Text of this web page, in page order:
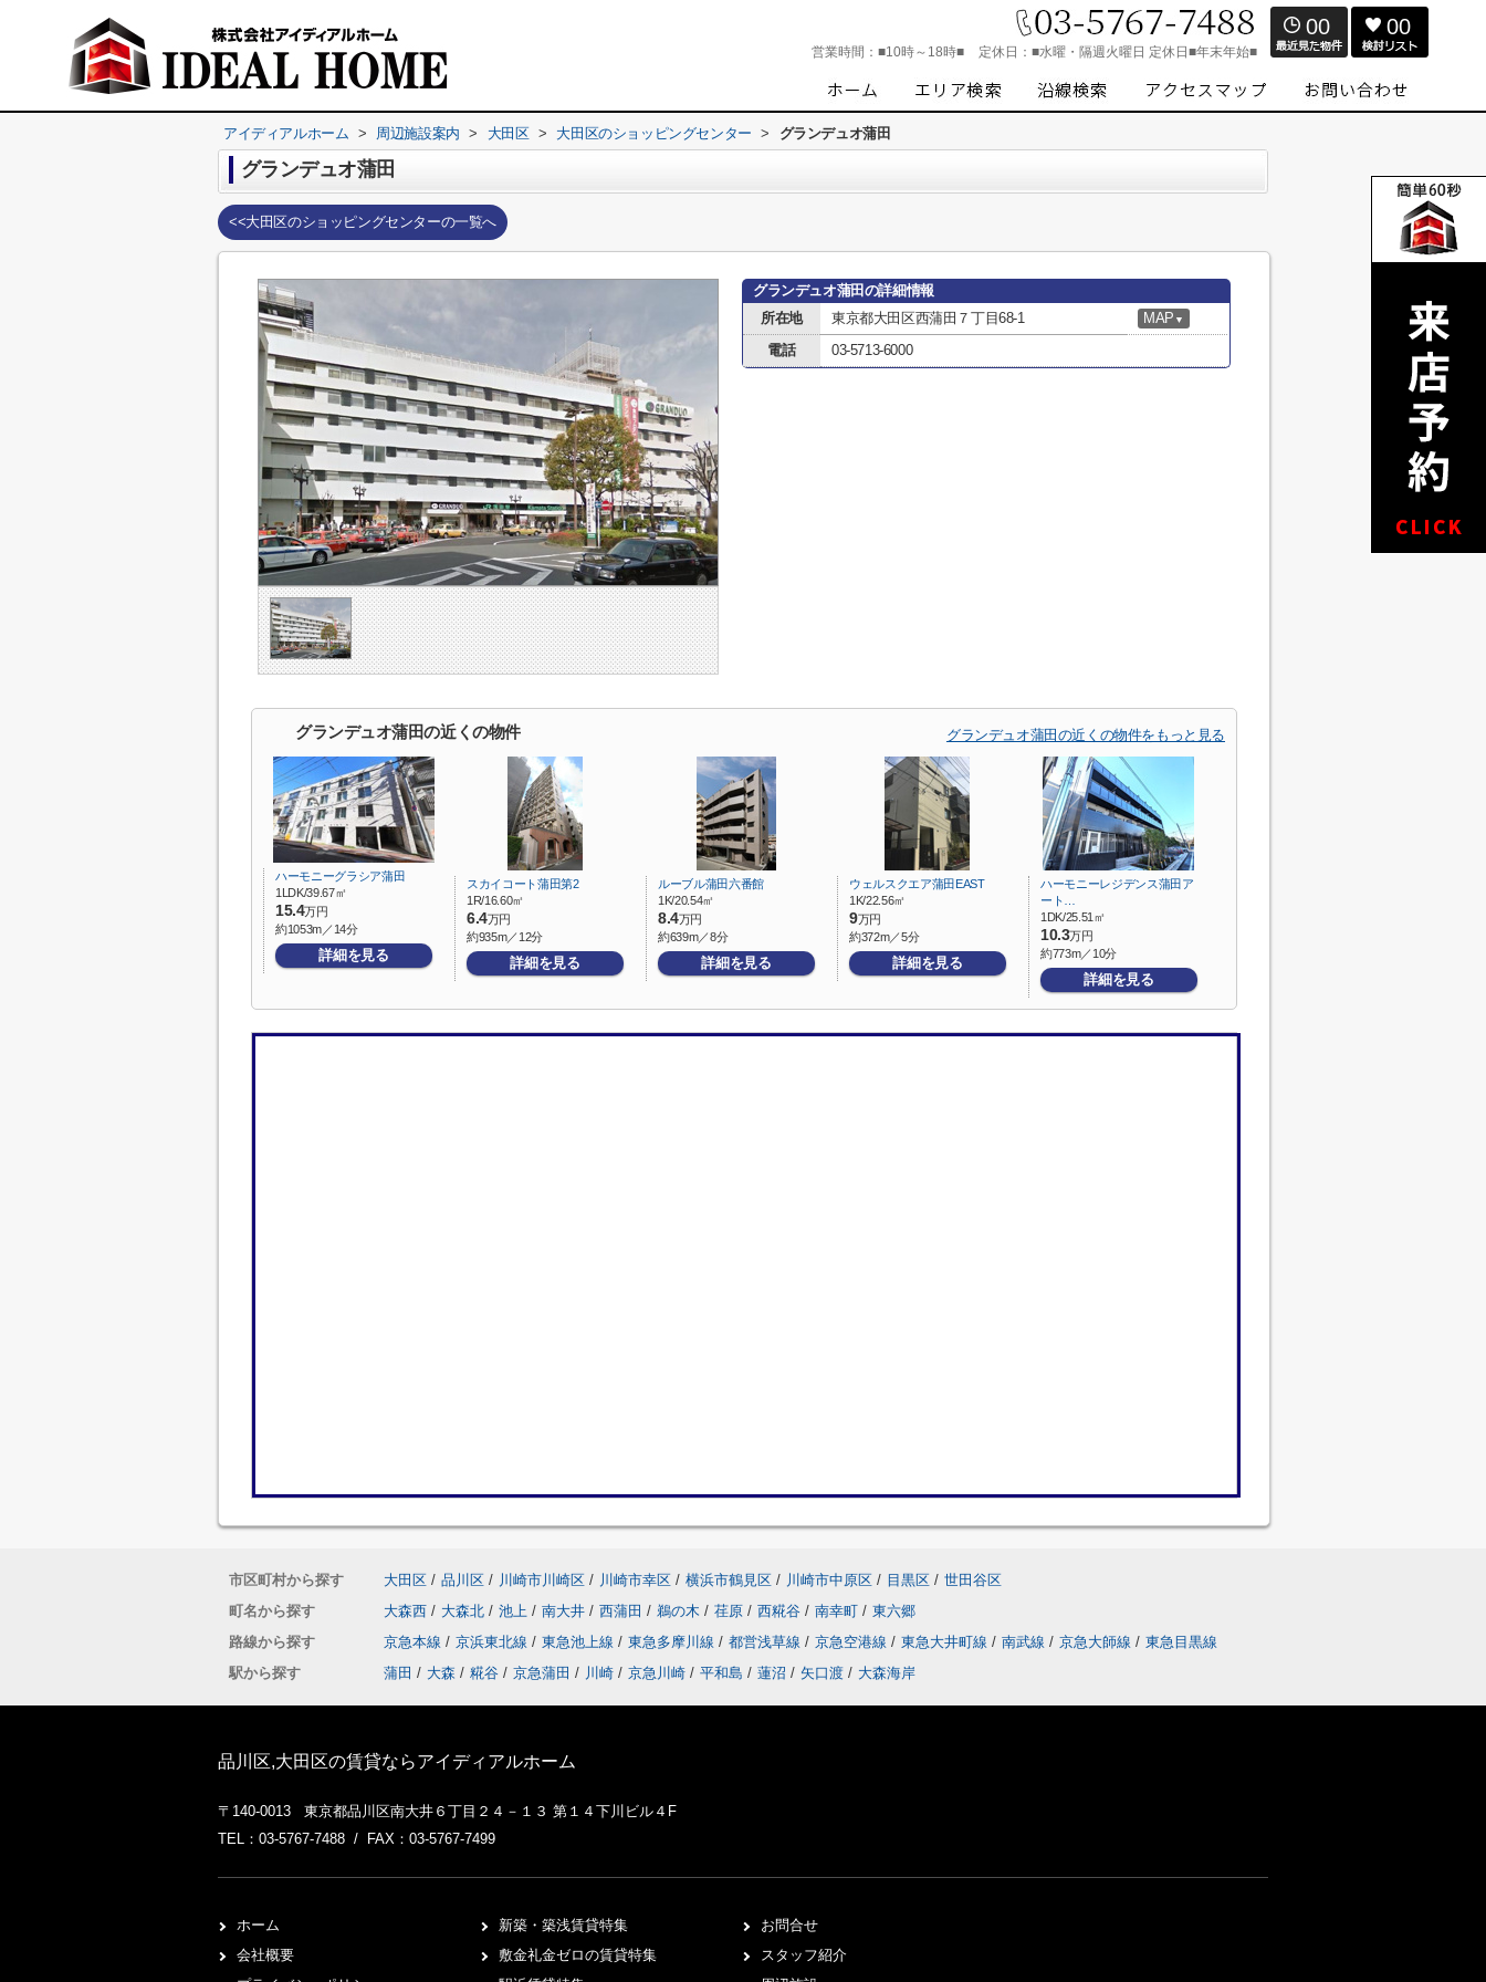
営業時間： ■10時～18時■ 定休日： ■水曜・隔週火曜日 定休日■年末年始■
00 00
アイディアルホーム > 周辺施設案内 > 大田区 > 大田区のショッピングセンター > グランデュオ蒲田
グランデュオ蒲田
<<大田区のショッピングセンターの一覧へ
グランデュオ蒲田の詳細情報
所在地
東京都大田区西蒲田７丁目68-1 MAP ▼
電話 03-5713-6000
グランデュオ蒲田の近くの物件 グランデュオ蒲田の近くの物件をもっと見る
ハーモニーグラシア蒲田
1LDK/39.67㎡
15.4万円
約1053m／14分
詳細を見る
スカイコート蒲田第2
1R/16.60㎡
6.4万円
約935m／12分
詳細を見る
ルーブル蒲田六番館
1K/20.54㎡
8.4万円
約639m／8分
詳細を見る
ウェルスクエア蒲田EAST
1K/22.56㎡
9万円
約372m／5分
詳細を見る
ハーモニーレジデンス蒲田ア
ート…
1DK/25.51㎡
10.3万円
約773m／10分
詳細を見る
市区町村から探す 大田区 / 品川区 / 川崎市川崎区 / 川崎市幸区 / 横浜市鶴見区 / 川崎市中原区 / 目黒区 / 世田谷区
町名から探す
大森西 / 大森北 / 池上 / 南大井 / 西蒲田 / 鵜の木 / 荏原 / 西糀谷 / 南幸町 / 東六郷
路線から探す
京急本線 / 京浜東北線 / 東急池上線 / 東急多摩川線 / 都営浅草線 / 京急空港線 / 東急大井町線 / 南武線 / 京急大師線 / 東急目黒線
駅から探す
蒲田 / 大森 / 糀谷 / 京急蒲田 / 川崎 / 京急川崎 / 平和島 / 蓮沼 / 矢口渡 / 大森海岸
品川区,大田区の賃貸ならアイディアルホーム
〒140-0013 東京都品川区南大井６丁目２４－１３ 第１４下川ビル４F
TEL：03-5767-7488 / FAX：03-5767-7499
ホーム
会社概要
新築・築浅賃貸特集
敷金礼金ゼロの賃貸特集
お問合せ
スタッフ紹介